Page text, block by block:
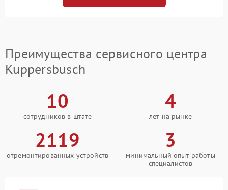
Преимущества сервисного центра
Kuppersbusch
10
сотрудников в штате
4
лет на рынке
2119
отремонтированных устройств
3
минимальный опыт работы
специалистов